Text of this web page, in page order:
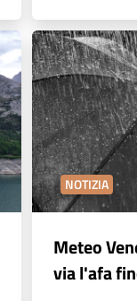
NOTIZIA
Meteo
via l'afa